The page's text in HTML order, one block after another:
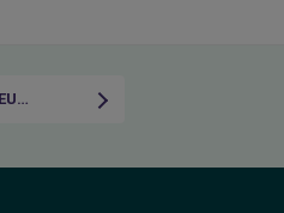
INSCHRIJVEN VOOR DE NIEUWSBRIEF